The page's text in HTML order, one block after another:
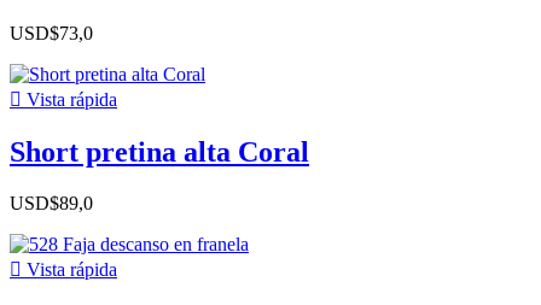
USD$73,0
 Vista rápida
Short pretina alta Coral
USD$89,0
 Vista rápida